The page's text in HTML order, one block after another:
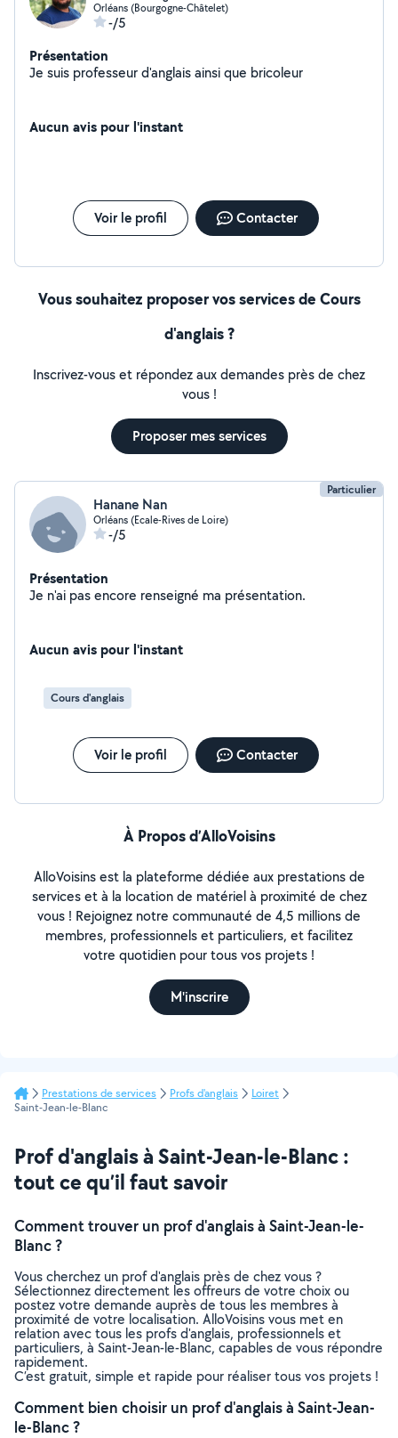
Orléans (Bourgogne-Châtelet)
-/5
Présentation
Je suis professeur d'anglais ainsi que bricoleur
Aucun avis pour l'instant
Voir le profil Contacter
Vous souhaitez proposer vos services de Cours
d'anglais ?
Inscrivez-vous et répondez aux demandes près de chez
vous !
Proposer mes services
Particulier
Hanane Nan
Orléans (Ecale-Rives de Loire)
-/5
Présentation
Je n'ai pas encore renseigné ma présentation.
Aucun avis pour l'instant
Cours d'anglais
Voir le profil Contacter
À Propos d’AlloVoisins
AlloVoisins est la plateforme dédiée aux prestations de
services et à la location de matériel à proximité de chez
vous ! Rejoignez notre communauté de 4,5 millions de
membres, professionnels et particuliers, et facilitez
votre quotidien pour tous vos projets !
M'inscrire
Prestations de services Profs d'anglais
Loiret
Saint-Jean-le-Blanc
Prof d'anglais à Saint-Jean-le-Blanc :
tout ce qu’il faut savoir
Comment trouver un prof d'anglais à Saint-Jean-le-
Blanc ?
Vous cherchez un prof d'anglais près de chez vous ?
Sélectionnez directement les offreurs de votre choix ou
postez votre demande auprès de tous les membres à
proximité de votre localisation. AlloVoisins vous met en
relation avec tous les profs d'anglais, professionnels et
particuliers, à Saint-Jean-le-Blanc, capables de vous répondre
rapidement.
C’est gratuit, simple et rapide pour réaliser tous vos projets !
Comment bien choisir un prof d'anglais à Saint-Jean-
le-Blanc ?